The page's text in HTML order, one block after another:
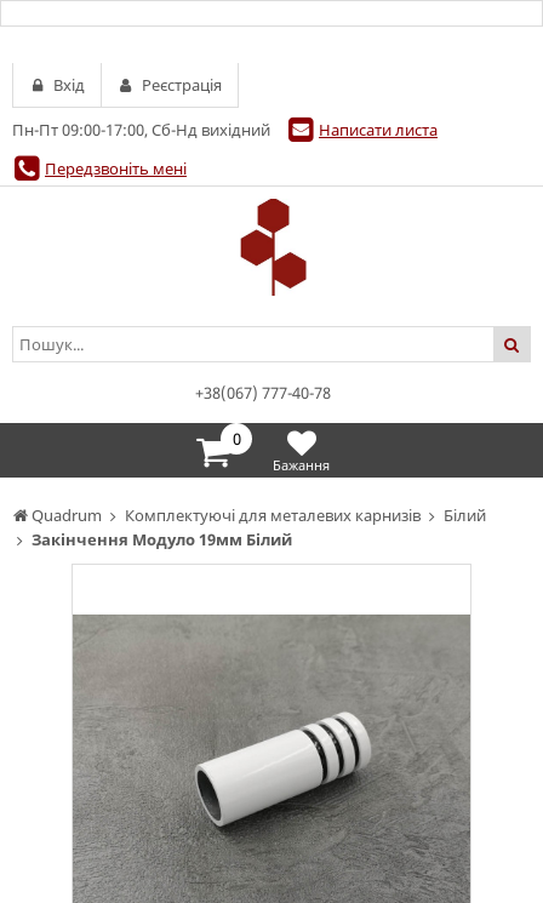
Quadrum Комплектуючі для металевих карнизів
Білий
Закінчення Модуло 19мм Білий
Пн-Пт 09:00-17:00, Сб-Нд вихідний
Написати листа
Передзвоніть мені
Вхід Реєстрація
+38(067) 777-40-78
0
Бажання